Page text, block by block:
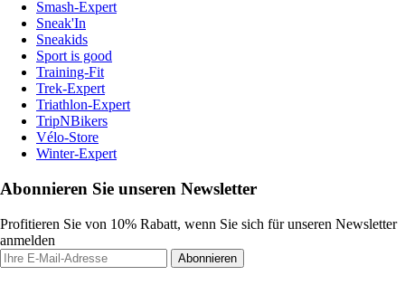
Smash-Expert
Sneak'In
Sneakids
Sport is good
Training-Fit
Trek-Expert
Triathlon-Expert
TripNBikers
Vélo-Store
Winter-Expert
Abonnieren Sie unseren Newsletter
Profitieren Sie von 10% Rabatt, wenn Sie sich für unseren Newsletter
anmelden
Abonnieren